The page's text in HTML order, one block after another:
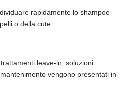
rapidamente lo shampoo
o della cute.
leave-in, soluzioni
vengono presentati in